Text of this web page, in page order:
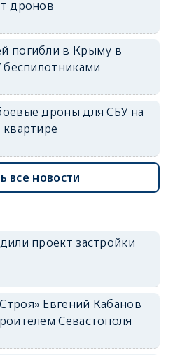
дронов
погибли в Крыму в
беспилотниками
дроны для СБУ на
все новости
проект застройки
Евгений Кабанов
Севастополя